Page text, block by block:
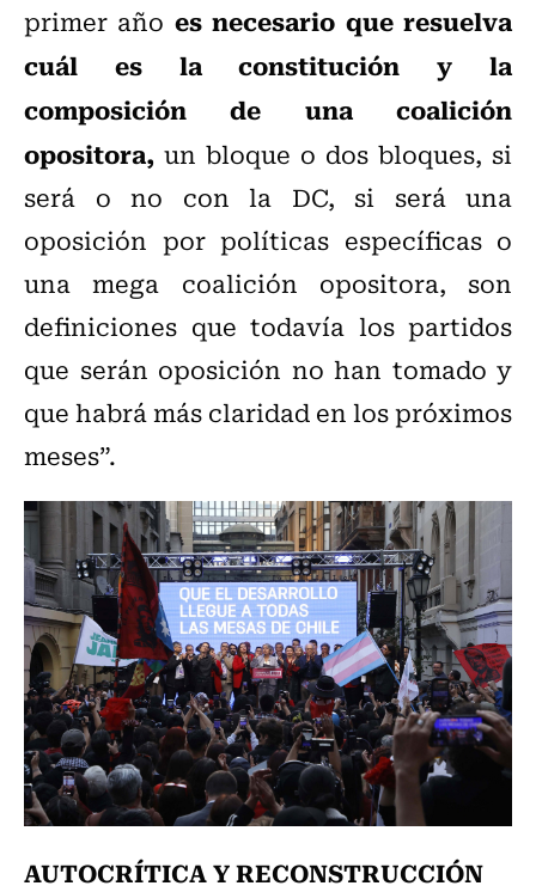
primer año es necesario que resuelva
cuál es la constitución y la
composición de una coalición
opositora, un bloque o dos bloques, si
será o no con la DC, si será una
oposición por políticas específicas o
una mega coalición opositora, son
definiciones que todavía los partidos
que serán oposición no han tomado y
que habrá más claridad en los próximos
meses”.
AUTOCRÍTICA Y RECONSTRUCCIÓN